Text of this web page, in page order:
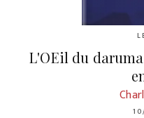
L'OEil du